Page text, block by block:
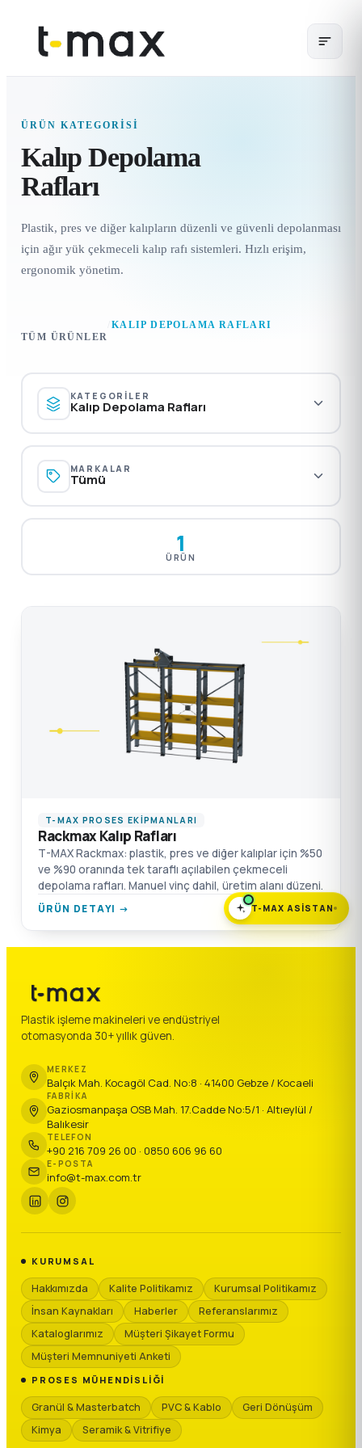
ÜRÜN KATEGORISI
Kalıp Depolama
Rafları
Plastik, pres ve diğer kalıpların düzenli ve güvenli depolanması
için ağır yük çekmeceli kalıp rafı sistemleri. Hızlı erişim,
ergonomik yönetim.
TÜM ÜRÜNLER
KALIP DEPOLAMA RAFLARI
KATEGORILER
Kalıp Depolama Rafları
MARKALAR
Tümü
1
ÜRÜN
T-MAX PROSES EKIPMANLARI
Rackmax Kalıp Rafları
T-MAX Rackmax: plastik, pres ve diğer kalıplar için %50
ve %90 oranında tek taraflı açılabilen çekmeceli
depolama rafları. Manuel vinç dahil, üretim alanı düzeni.
ÜRÜN DETAYI →
Plastik işleme makineleri ve endüstriyel
otomasyonda 30+ yıllık güven.
MERKEZ
Balçık Mah. Kocagöl Cad. No:8 · 41400 Gebze / Kocaeli
FABRIKA
Gaziosmanpaşa OSB Mah. 17.Cadde No:5/1 · Altıeylül /
Balıkesir
TELEFON
+90 216 709 26 00 · 0850 606 96 60
E-POSTA
info@t-max.com.tr
KURUMSAL
Hakkımızda Kalite Politikamız
Kurumsal Politikamız
İnsan Kaynakları
Haberler
Referanslarımız
Kataloglarımız
Müşteri Şikayet Formu
Müşteri Memnuniyeti Anketi
PROSES MÜHENDISLIĞI
Granül & Masterbatch PVC & Kablo
Geri Dönüşüm
Kimya
Seramik & Vitrifiye
T-MAX ASISTAN